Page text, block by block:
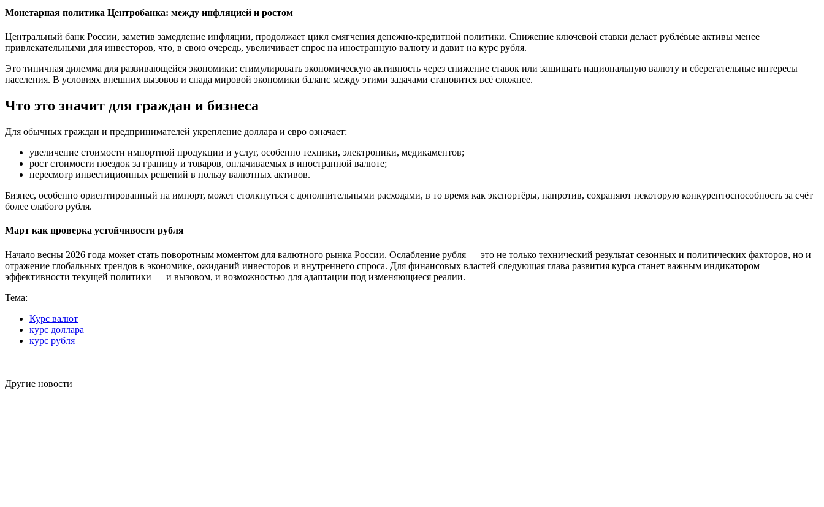
Монетарная политика Центробанка: между инфляцией и ростом
Центральный банк России, заметив замедление инфляции, продолжает цикл смягчения денежно‑кредитной политики. Снижение ключевой ставки делает рублёвые активы менее
привлекательными для инвесторов, что, в свою очередь, увеличивает спрос на иностранную валюту и давит на курс рубля.
Это типичная дилемма для развивающейся экономики: стимулировать экономическую активность через снижение ставок или защищать национальную валюту и сберегательные интересы
населения. В условиях внешних вызовов и спада мировой экономики баланс между этими задачами становится всё сложнее.
Что это значит для граждан и бизнеса
Для обычных граждан и предпринимателей укрепление доллара и евро означает:
увеличение стоимости импортной продукции и услуг, особенно техники, электроники, медикаментов;
рост стоимости поездок за границу и товаров, оплачиваемых в иностранной валюте;
пересмотр инвестиционных решений в пользу валютных активов.
Бизнес, особенно ориентированный на импорт, может столкнуться с дополнительными расходами, в то время как экспортёры, напротив, сохраняют некоторую конкурентоспособность за счёт
более слабого рубля.
Март как проверка устойчивости рубля
Начало весны 2026 года может стать поворотным моментом для валютного рынка России. Ослабление рубля — это не только технический результат сезонных и политических факторов, но и
отражение глобальных трендов в экономике, ожиданий инвесторов и внутреннего спроса. Для финансовых властей следующая глава развития курса станет важным индикатором
эффективности текущей политики — и вызовом, и возможностью для адаптации под изменяющиеся реалии.
Тема:
Курс валют
курс доллара
курс рубля
Другие новости